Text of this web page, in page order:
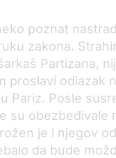
poznat
zakona.
Partizana,
proslavi odlazak
Pariz. Posle
su obezbeđivale
je i njegov
da bude